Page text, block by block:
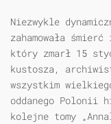
Niezwykle
zahamowała
który zmarł 15
kustosza,
wszystkim
oddanego Polonii
kolejne tomy